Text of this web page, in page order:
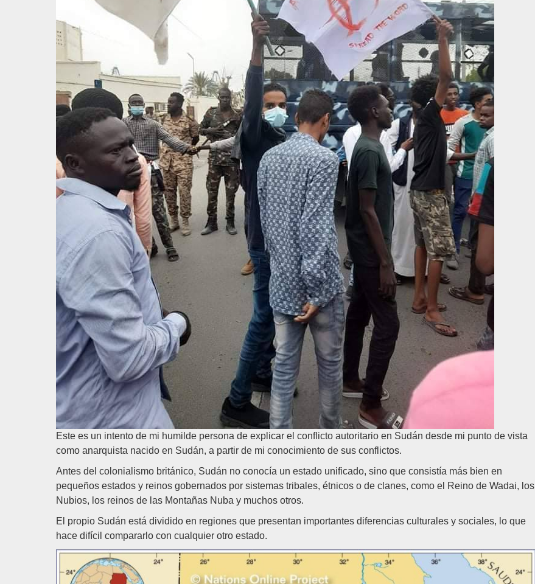
Este es un intento de mi humilde persona de explicar el conflicto autoritario en Sudán desde mi punto de vista
como anarquista nacido en Sudán, a partir de mi conocimiento de sus conflictos.
Antes del colonialismo británico, Sudán no conocía un estado unificado, sino que consistía más bien en
pequeños estados y reinos gobernados por sistemas tribales, étnicos o de clanes, como el Reino de Wadai, los
Nubios, los reinos de las Montañas Nuba y muchos otros.
El propio Sudán está dividido en regiones que presentan importantes diferencias culturales y sociales, lo que
hace difícil compararlo con cualquier otro estado.